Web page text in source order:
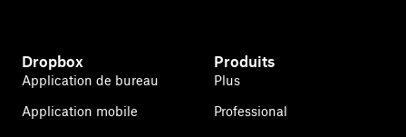
Dropbox
Application de bureau
Application mobile
Produits
Plus
Professional